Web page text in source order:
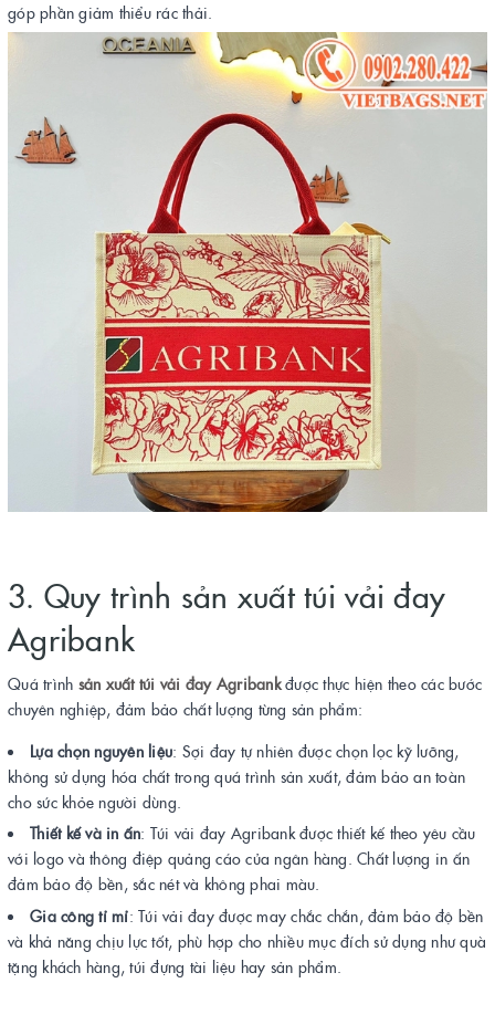
góp phần giảm thiểu rác thải.
3. Quy trình sản xuất túi vải đay
Agribank
Quá trình sản xuất túi vải đay Agribankđược thực hiện theo các bước
chuyên nghiệp, đảm bảo chất lượng từng sản phẩm:
Lựa chọn nguyên liệu: Sợi đay tự nhiên được chọn lọc kỹ lưỡng,
không sử dụng hóa chất trong quá trình sản xuất, đảm bảo an toàn
cho sức khỏe người dùng.
Thiết kế và in ấn: Túi vải đay Agribank được thiết kế theo yêu cầu
với logo và thông điệp quảng cáo của ngân hàng. Chất lượng in ấn
đảm bảo độ bền, sắc nét và không phai màu.
Gia công tỉ mỉ: Túi vải đay được may chắc chắn, đảm bảo độ bền
và khả năng chịu lực tốt, phù hợp cho nhiều mục đích sử dụng như quà
tặng khách hàng, túi đựng tài liệu hay sản phẩm.